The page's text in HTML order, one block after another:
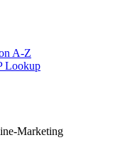
A-Z
Lookup
Marketing